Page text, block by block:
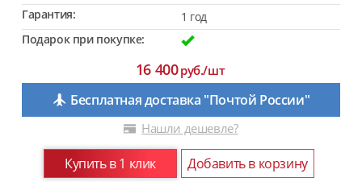
Гарантия:
1 год
Подарок при покупке:
16 400руб./шт
Бесплатная доставка "Почтой России"
Нашли дешевле?
Купить в 1 клик Добавить в корзину